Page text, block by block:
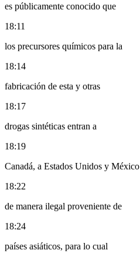
es públicamente conocido que
18:11
los precursores químicos para la
18:14
fabricación de esta y otras
18:17
drogas sintéticas entran a
18:19
Canadá, a Estados Unidos y México
18:22
de manera ilegal proveniente de
18:24
países asiáticos, para lo cual